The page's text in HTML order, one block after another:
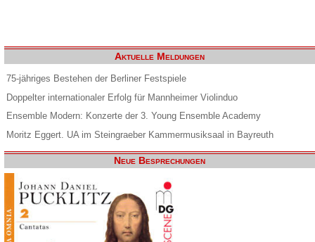
Aktuelle Meldungen
75-jähriges Bestehen der Berliner Festspiele
Doppelter internationaler Erfolg für Mannheimer Violinduo
Ensemble Modern: Konzerte der 3. Young Ensemble Academy
Moritz Eggert. UA im Steingraeber Kammermusiksaal in Bayreuth
Neue Besprechungen